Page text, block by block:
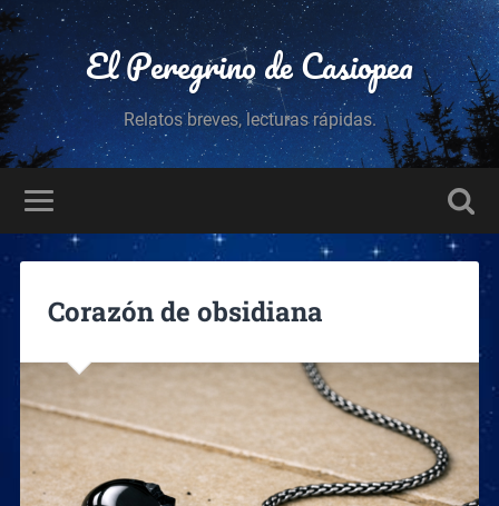
El Peregrino de Casiopea
Relatos breves, lecturas rápidas.
Corazón de obsidiana